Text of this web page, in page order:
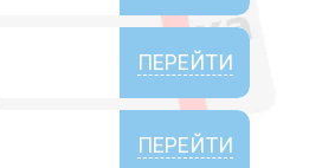
ПЕРЕЙТИ
ПЕРЕЙТИ